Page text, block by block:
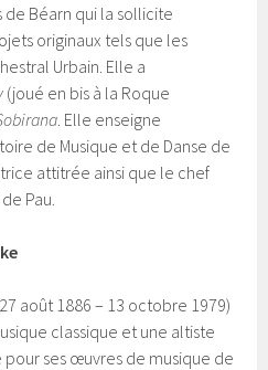
de Béarn qui la sollicite
originaux tels que les
Urbain. Elle a
(joué en bis à la Roque
. Elle enseigne
de Musique et de Danse de
attitrée ainsi que le chef
Pau.
août 1886 – 13 octobre 1979)
classique et une altiste
ses œuvres de musique de